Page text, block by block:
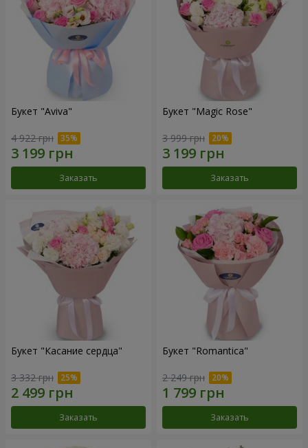
Букет "Aviva"
4 922 грн
Заказать
Букет "Magic Rose"
3 999 грн
Заказать
Букет "Касание сердца"
3 332 грн
Заказать
Букет "Romantica"
2 249 грн
Заказать